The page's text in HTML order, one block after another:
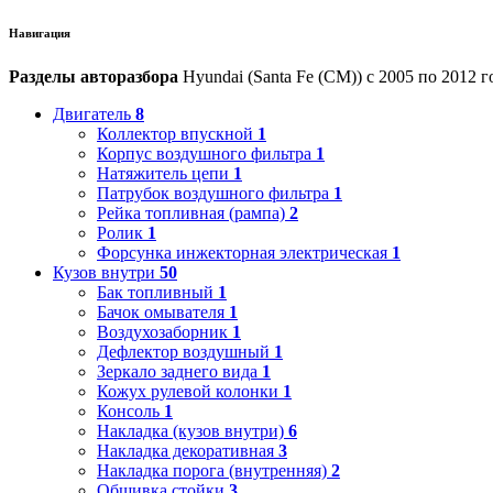
Навигация
Разделы авторазбора Hyundai (Santa Fe (CM)) с 2005 по 2012
Двигатель 8
Коллектор впускной 1
Корпус воздушного фильтра 1
Натяжитель цепи 1
Патрубок воздушного фильтра 1
Рейка топливная (рампа) 2
Ролик 1
Форсунка инжекторная электрическая 1
Кузов внутри 50
Бак топливный 1
Бачок омывателя 1
Воздухозаборник 1
Дефлектор воздушный 1
Зеркало заднего вида 1
Кожух рулевой колонки 1
Консоль 1
Накладка (кузов внутри) 6
Накладка декоративная 3
Накладка порога (внутренняя) 2